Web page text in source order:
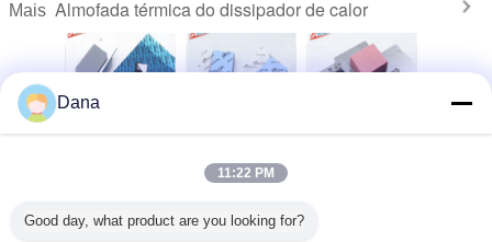
Mais Almofada térmica do dissipador de calor
térmico 3,0W
Lava-malas de
térmica para
transferência de
Mude a língua
Dana
11:22 PM
Good day, what product are you looking for?